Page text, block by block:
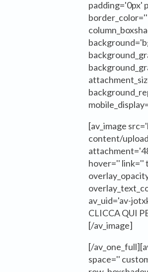
padding='0px'
[av_image
content/
hover='' link=''
av_uid='av-
CLICCA QUI
[/av_image]
[/
space=''